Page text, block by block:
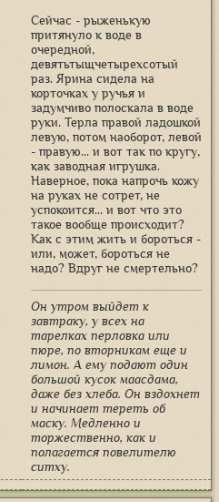
Сейчас - рыженькую
притянуло к воде в
очередной,
девятьтыщчетырехсотый
раз. Ярина сидела на
корточках у ручья и
задумчиво полоскала в воде
руки. Терла правой ладошкой
левую, потом наоборот, левой
- правую... и вот так по кругу,
как заводная игрушка.
Наверное, пока напрочь кожу
на руках не сотрет, не
успокоится... и вот что это
такое вообще происходит?
Как с этим жить и бороться -
или, может, бороться не
надо? Вдруг не смертельно?
Он утром выйдет к
завтраку, у всех на
тарелках перловка или
пюре, по вторникам еще и
лимон. А ему подают один
большой кусок маасдама,
даже без хлеба. Он вздохнет
и начинает тереть об
маску. Медленно и
торжественно, как и
полагается повелителю
ситху.